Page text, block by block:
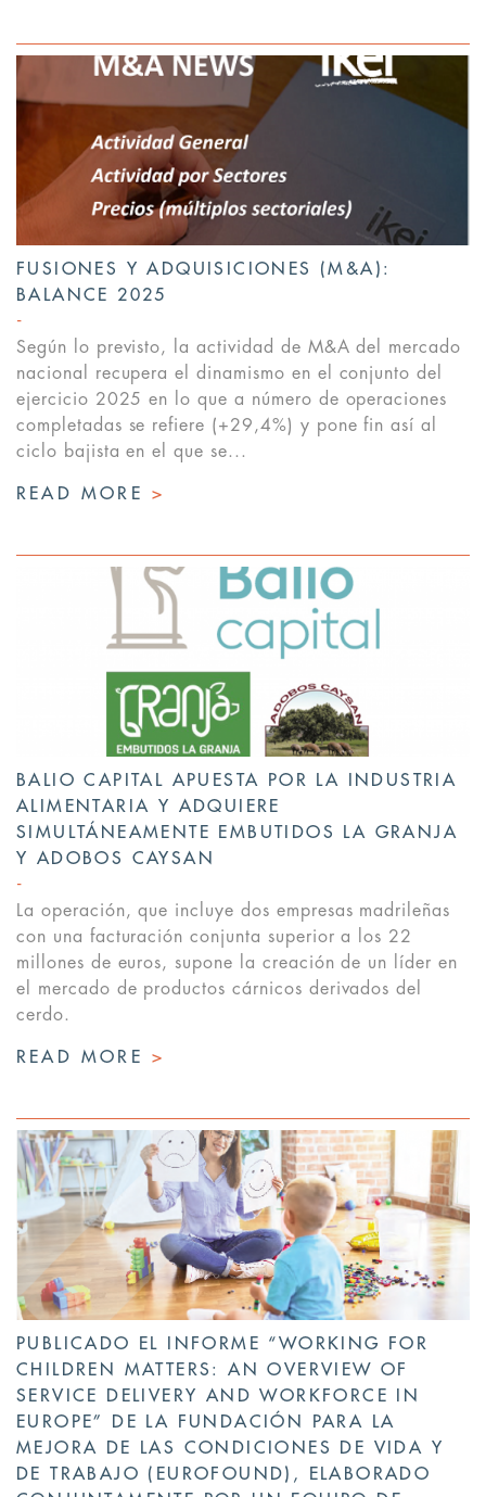
FUSIONES Y ADQUISICIONES (M&A):
BALANCE 2025
Según lo previsto, la actividad de M&A del mercado
nacional recupera el dinamismo en el conjunto del
ejercicio 2025 en lo que a número de operaciones
completadas se refiere (+29,4%) y pone fin así al
ciclo bajista en el que se...
READ MORE >
BALIO CAPITAL APUESTA POR LA INDUSTRIA
ALIMENTARIA Y ADQUIERE
SIMULTÁNEAMENTE EMBUTIDOS LA GRANJA
Y ADOBOS CAYSAN
La operación, que incluye dos empresas madrileñas
con una facturación conjunta superior a los 22
millones de euros, supone la creación de un líder en
el mercado de productos cárnicos derivados del
cerdo.
READ MORE >
PUBLICADO EL INFORME “WORKING FOR
CHILDREN MATTERS: AN OVERVIEW OF
SERVICE DELIVERY AND WORKFORCE IN
EUROPE” DE LA FUNDACIÓN PARA LA
MEJORA DE LAS CONDICIONES DE VIDA Y
DE TRABAJO (EUROFOUND), ELABORADO